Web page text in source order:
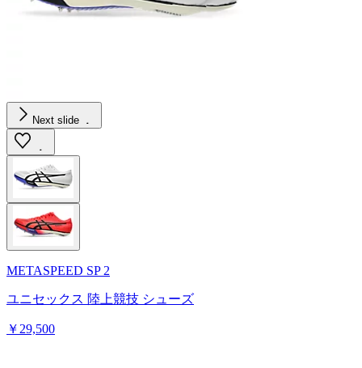
Next slide
METASPEED SP 2
ユニセックス 陸上競技 シューズ
￥29,500